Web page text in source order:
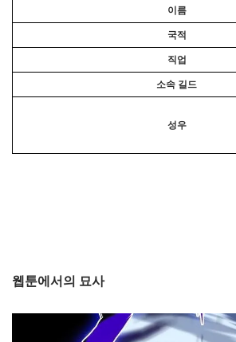
이름
국적
직업
소속 길드
성우
웹툰에서의 묘사